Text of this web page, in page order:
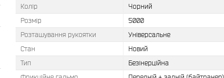
Колір
Чорний
Розмір
5000
Розташування рукоятки
Універсальне
Стан
Новий
Тип
Безінерційна